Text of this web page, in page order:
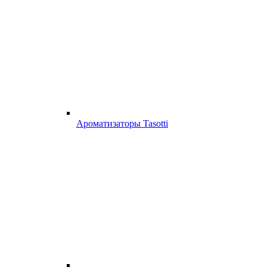
Ароматизаторы Tasotti